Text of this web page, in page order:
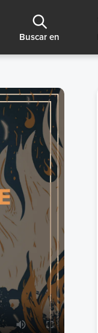
Buscar en